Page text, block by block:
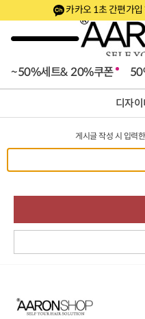
카카오 1초 간편가입
~50%세트& 20%쿠폰
셔널
디자
게시글 작성 시 입력